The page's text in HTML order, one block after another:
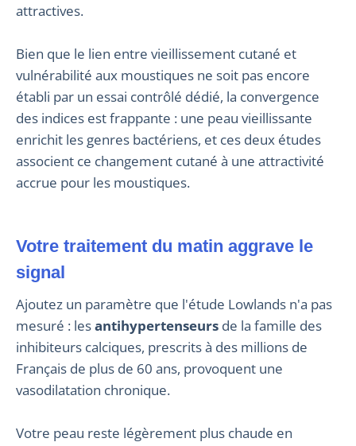
attractives.
Bien que le lien entre vieillissement cutané et
vulnérabilité aux moustiques ne soit pas encore
établi par un essai contrôlé dédié, la convergence
des indices est frappante : une peau vieillissante
enrichit les genres bactériens, et ces deux études
associent ce changement cutané à une attractivité
accrue pour les moustiques.
Votre traitement du matin aggrave le
signal
Ajoutez un paramètre que l'étude Lowlands n'a pas
mesuré : lesantihypertenseurs de la famille des
inhibiteurs calciques, prescrits à des millions de
Français de plus de 60 ans, provoquent une
vasodilatation chronique.
Votre peau reste légèrement plus chaude en